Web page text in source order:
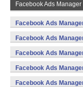
Facebook Ads Manager
Facebook Ads
v7a) (Android)
Facebook Ads
v7a) (Android)
Facebook Ads
Facebook Ads
v7a) (Android)
Facebook Ads